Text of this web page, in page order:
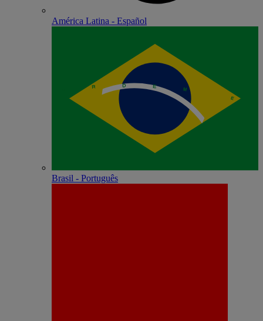
América Latina - Español
Brasil - Português